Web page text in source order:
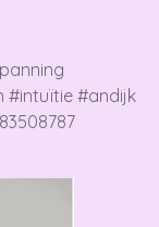
#intuïtie #andijk